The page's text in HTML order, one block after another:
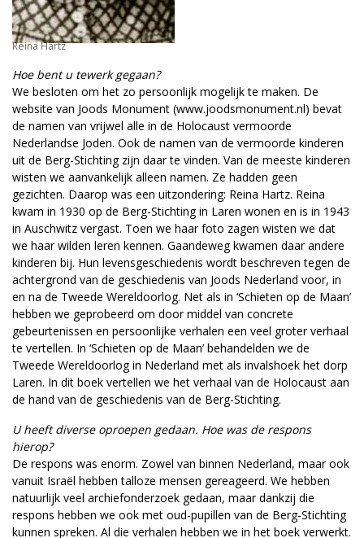
Reina Hartz
Hoe bent u tewerk gegaan?
We besloten om het zo persoonlijk mogelijk te maken. De
website van Joods Monument (www.joodsmonument.nl) bevat
de namen van vrijwel alle in de Holocaust vermoorde
Nederlandse Joden. Ook de namen van de vermoorde kinderen
uit de Berg-Stichting zijn daar te vinden. Van de meeste kinderen
wisten we aanvankelijk alleen namen. Ze hadden geen
gezichten. Daarop was een uitzondering: Reina Hartz. Reina
kwam in 1930 op de Berg-Stichting in Laren wonen en is in 1943
in Auschwitz vergast. Toen we haar foto zagen wisten we dat
we haar wilden leren kennen. Gaandeweg kwamen daar andere
kinderen bij. Hun levensgeschiedenis wordt beschreven tegen de
achtergrond van de geschiedenis van Joods Nederland voor, in
en na de Tweede Wereldoorlog. Net als in ‘Schieten op de Maan’
hebben we geprobeerd om door middel van concrete
gebeurtenissen en persoonlijke verhalen een veel groter verhaal
te vertellen. In ‘Schieten op de Maan’ behandelden we de
Tweede Wereldoorlog in Nederland met als invalshoek het dorp
Laren. In dit boek vertellen we het verhaal van de Holocaust aan
de hand van de geschiedenis van de Berg-Stichting.
U heeft diverse oproepen gedaan. Hoe was de respons
hierop?
De respons was enorm. Zowel van binnen Nederland, maar ook
vanuit Israël hebben talloze mensen gereageerd. We hebben
natuurlijk veel archiefonderzoek gedaan, maar dankzij die
respons hebben we ook met oud-pupillen van de Berg-Stichting
kunnen spreken. Al die verhalen hebben we in het boek verwerkt.